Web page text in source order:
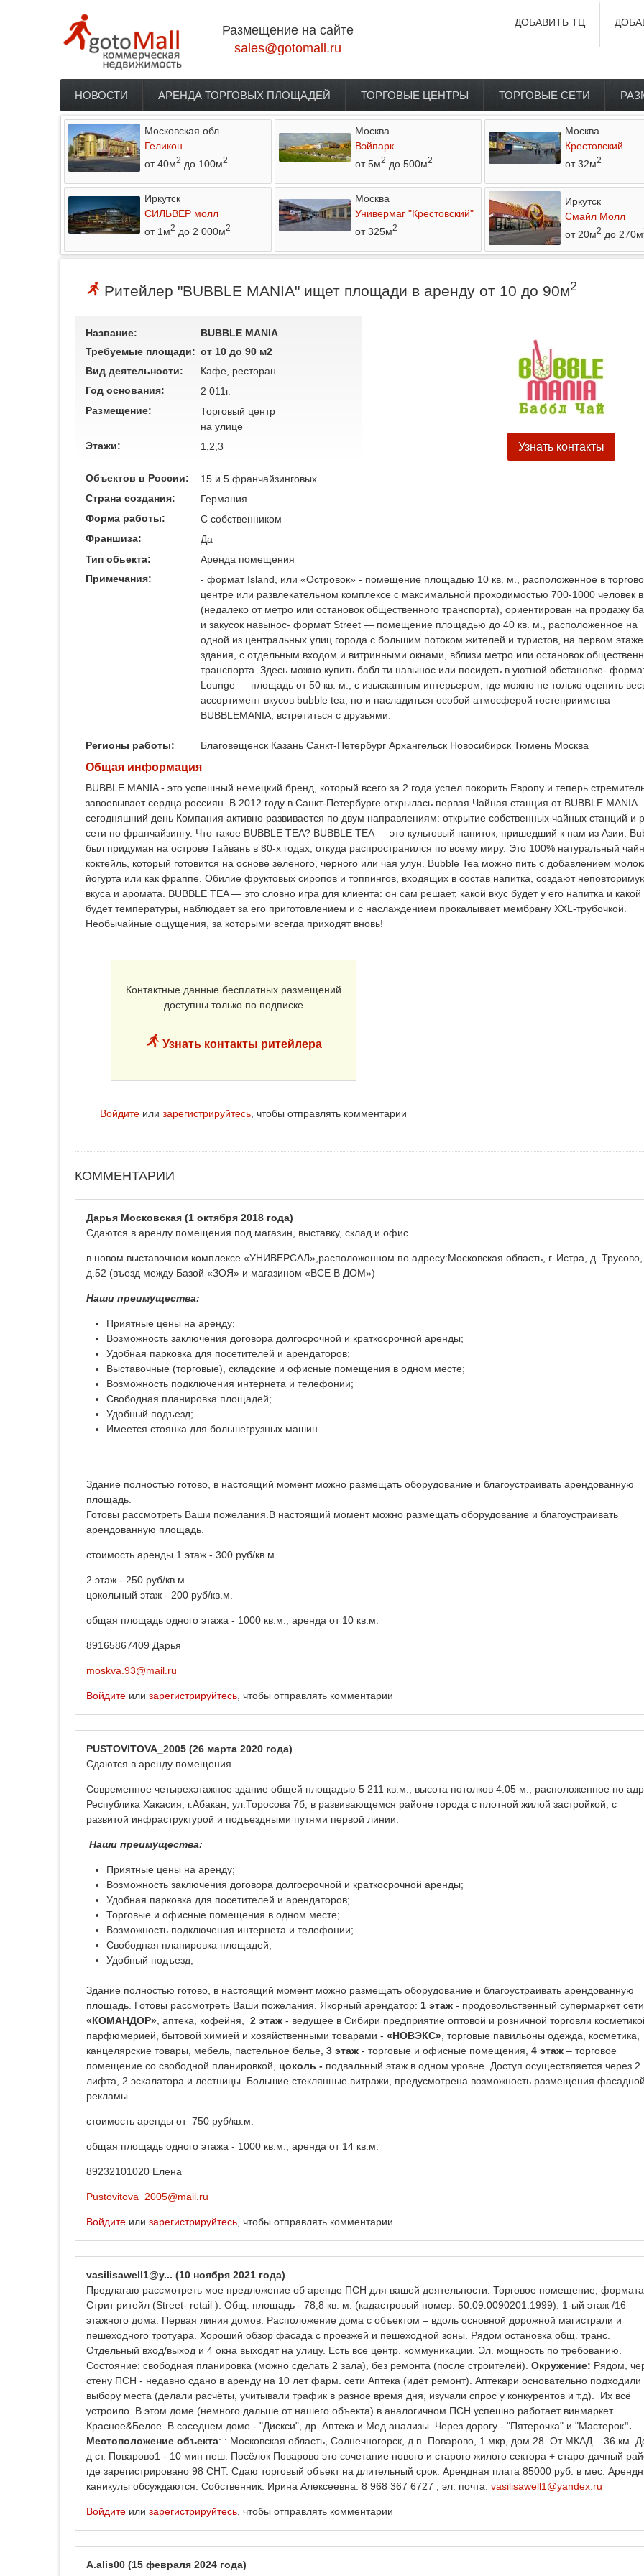
Размещение на сайте
sales@gotomall.ru
ДОБАВИТЬ ТЦ
Главное меню
НОВОСТИ АРЕНДА ТОРГОВЫХ ПЛОЩАДЕЙ ТОРГОВЫЕ ЦЕНТРЫ ТОРГОВЫЕ СЕТИ
Московская обл.
Геликон
от 40м2 до 100м2
Москва
Вэйпарк
от 5м2 до 500м2
Москва
Крестовский
от 32м2
Иркутск
СИЛЬВЕР молл
от 1м2 до 2 000м2
Москва
Универмаг "Крестовский"
от 325м2
Иркутск
Смайл Молл
от 20м2 до 270м
Ритейлер "BUBBLE MANIA" ищет площади в аренду от 10 до 90м2
Название:
BUBBLE MANIA
Требуемые площади: от 10 до 90 м2
Вид деятельности:
Кафе, ресторан
Год основания:
2 011г.
Размещение:
Торговый центр
на улице
Этажи:
1,2,3 Узнать контакты
Объектов в России:
15 и 5 франчайзинговых
Страна создания:
Германия
Форма работы:
C собственником
Франшиза:
Да
Тип обьекта:
Аренда помещения
Примечания:
- формат Island, или «Островок» - помещение площадью 10 кв. м., расположенное в
центре или развлекательном комплексе с максимальной проходимостью 700-1000 человек
(недалеко от метро или остановок общественного транспорта), ориентирован на продажу
и закусок навынос- формат Street — помещение площадью до 40 кв. м., расположенное на
одной из центральных улиц города с большим потоком жителей и туристов, на первом этаже
здания, с отдельным входом и витринными окнами, вблизи метро или остановок
транспорта. Здесь можно купить бабл ти навынос или посидеть в уютной обстановке-
Lounge — площадь от 50 кв. м., с изысканным интерьером, где можно не только оценить
ассортимент вкусов bubble tea, но и насладиться особой атмосферой гостеприимства
BUBBLEMANIA, встретиться с друзьями.
Регионы работы: Благовещенск Казань Санкт-Петербург Архангельск Новосибирск Тюмень Москва
Общая информация
BUBBLE MANIA - это успешный немецкий бренд, который всего за 2 года успел покорить Европу и теперь
завоевывает сердца россиян. В 2012 году в Санкт-Петербурге открылась первая Чайная станция от BUBBLE
сегодняшний день Компания активно развивается по двум направлениям: открытие собственных чайных станций и
сети по франчайзингу. Что такое BUBBLE TEA? BUBBLE TEA — это культовый напиток, пришедший к нам из Азии.
был придуман на острове Тайвань в 80-х годах, откуда распространился по всему миру. Это 100% натуральный
коктейль, который готовится на основе зеленого, черного или чая улун. Bubble Tea можно пить с добавлением
йогурта или как фраппе. Обилие фруктовых сиропов и топпингов, входящих в состав напитка, создают
вкуса и аромата. BUBBLE TEA — это словно игра для клиента: он сам решает, какой вкус будет у его напитка и какой
будет температуры, наблюдает за его приготовлением и с наслаждением прокалывает мембрану XXL-трубочкой.
Необычайные ощущения, за которыми всегда приходят вновь!
Контактные данные бесплатных размещений
доступны только по подписке
Узнать контакты ритейлера
Войдите или зарегистрируйтесь, чтобы отправлять комментарии
КОММЕНТАРИИ
Дарья Московская (1 октября 2018 года)
Сдаются в аренду помещения под магазин, выставку, склад и офис
в новом выставочном комплексе «УНИВЕРСАЛ»,расположенном по адресу:Московская область, г. Истра, д. Трусово,
д.52 (въезд между Базой «ЗОЯ» и магазином «ВСЕ В ДОМ»)
Наши преимущества:
Приятные цены на аренду;
Возможность заключения договора долгосрочной и краткосрочной аренды;
Удобная парковка для посетителей и арендаторов;
Выставочные (торговые), складские и офисные помещения в одном месте;
Возможность подключения интернета и телефонии;
Свободная планировка площадей;
Удобный подъезд;
Имеется стоянка для большегрузных машин.
Здание полностью готово, в настоящий момент можно размещать оборудование и благоустраивать арендованную
площадь.
Готовы рассмотреть Ваши пожелания.В настоящий момент можно размещать оборудование и благоустраивать
арендованную площадь.
стоимость аренды 1 этаж - 300 руб/кв.м.
2 этаж - 250 руб/кв.м.
цокольный этаж - 200 руб/кв.м.
общая площадь одного этажа - 1000 кв.м., аренда от 10 кв.м.
89165867409 Дарья
moskva.93@mail.ru
Войдите или зарегистрируйтесь , чтобы отправлять комментарии
PUSTOVITOVA_2005 (26 марта 2020 года)
Сдаются в аренду помещения
Современное четырехэтажное здание общей площадью 5 211 кв.м., высота потолков 4.05 м., расположенное по
Республика Хакасия, г.Абакан, ул.Торосова 7б, в развивающемся районе города с плотной жилой застройкой, с
развитой инфраструктурой и подъездными путями первой линии.
Наши преимущества:
Приятные цены на аренду;
Возможность заключения договора долгосрочной и краткосрочной аренды;
Удобная парковка для посетителей и арендаторов;
Торговые и офисные помещения в одном месте;
Возможность подключения интернета и телефонии;
Свободная планировка площадей;
Удобный подъезд;
Здание полностью готово, в настоящий момент можно размещать оборудование и благоустраивать арендованную
площадь. Готовы рассмотреть Ваши пожелания. Якорный арендатор: 1 этаж - продовольственный супермаркет сети
«КОМАНДОР» , аптека, кофейня, 2 этаж - ведущее в Сибири предприятие оптовой и розничной торговли
парфюмерией, бытовой химией и хозяйственными товарами - «НОВЭКС» , торговые павильоны одежда, косметика,
канцелярские товары, мебель, пастельное белье, 3 этаж - торговые и офисные помещения, 4 этаж – торговое
помещение со свободной планировкой, цоколь - подвальный этаж в одном уровне. Доступ осуществляется через 2
лифта, 2 эскалатора и лестницы. Большие стеклянные витражи, предусмотрена возможность размещения
рекламы.
стоимость аренды от 750 руб/кв.м.
общая площадь одного этажа - 1000 кв.м., аренда от 14 кв.м.
89232101020 Елена
Pustovitova_2005@mail.ru
Войдите или зарегистрируйтесь , чтобы отправлять комментарии
vasilisawell1@y... (10 ноября 2021 года)
Предлагаю рассмотреть мое предложение об аренде ПСН для вашей деятельности. Торговое помещение, формата
Стрит ритейл (Street- retail ). Общ. площадь - 78,8 кв. м. (кадастровый номер: 50:09:0090201:1999). 1-ый этаж /16
этажного дома. Первая линия домов. Расположение дома с объектом – вдоль основной дорожной магистрали и
пешеходного тротуара. Хороший обзор фасада с проезжей и пешеходной зоны. Рядом остановка общ. транс.
Отдельный вход/выход и 4 окна выходят на улицу. Есть все центр. коммуникации. Эл. мощность по требованию.
Состояние: свободная планировка (можно сделать 2 зала), без ремонта (после строителей). Окружение: Рядом,
стену ПСН - недавно сдано в аренду на 10 лет фарм. сети Аптека (идёт ремонт). Аптекари основательно подходили
выбору места (делали расчёты, учитывали трафик в разное время дня, изучали спрос у конкурентов и т.д). Их всё
устроило. В этом доме (немного дальше от нашего объекта) в аналогичном ПСН успешно работает винмаркет
Красное&Белое. В соседнем доме - "Дискси", др. Аптека и Мед.анализы. Через дорогу - "Пятерочка" и "Мастерок".
Местоположение объекта: : Московская область, Солнечногорск, д.п. Поварово, 1 мкр, дом 28. От МКАД – 36 км.
д ст. Поварово1 - 10 мин пеш. Посёлок Поварово это сочетание нового и старого жилого сектора + старо-дачный
где зарегистрировано 98 СНТ. Сдаю торговый объект на длительный срок. Арендная плата 85000 руб. в мес.
каникулы обсуждаются. Собственник: Ирина Алексеевна. 8 968 367 6727 ; эл. почта: vasilisawell1@yandex.ru
Войдите или зарегистрируйтесь , чтобы отправлять комментарии
A.alis00 (15 февраля 2024 года)